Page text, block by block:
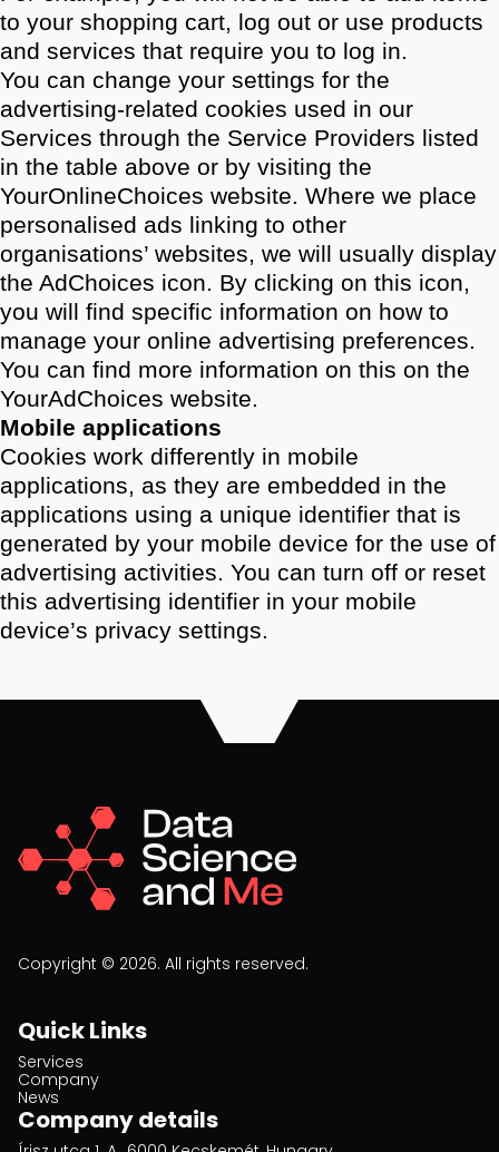
to your shopping cart, log out or use products
and services that require you to log in.
You can change your settings for the
advertising-related cookies used in our
Services through the Service Providers listed
in the table above or by visiting the
YourOnlineChoices website. Where we place
personalised ads linking to other
organisations’ websites, we will usually display
the AdChoices icon. By clicking on this icon,
you will find specific information on how to
manage your online advertising preferences.
You can find more information on this on the
YourAdChoices website.
Mobile applications
Cookies work differently in mobile
applications, as they are embedded in the
applications using a unique identifier that is
generated by your mobile device for the use of
advertising activities. You can turn off or reset
this advertising identifier in your mobile
device’s privacy settings.
Copyright © 2026. All rights reserved.
Quick Links
Services
Company
News
Company details